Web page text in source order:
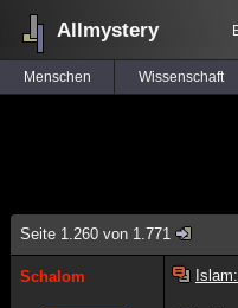
Allmystery
Menschen Wissenschaft
Seite 1.260 von 1.771
Schalom